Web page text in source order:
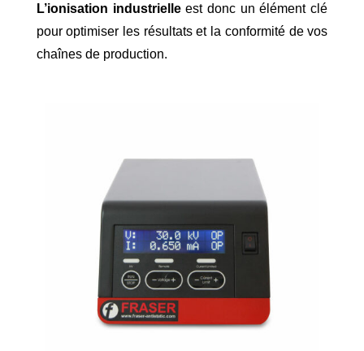
L’ionisation industrielleest donc un élément clé
pour optimiser les résultats et la conformité de vos
chaînes de production.